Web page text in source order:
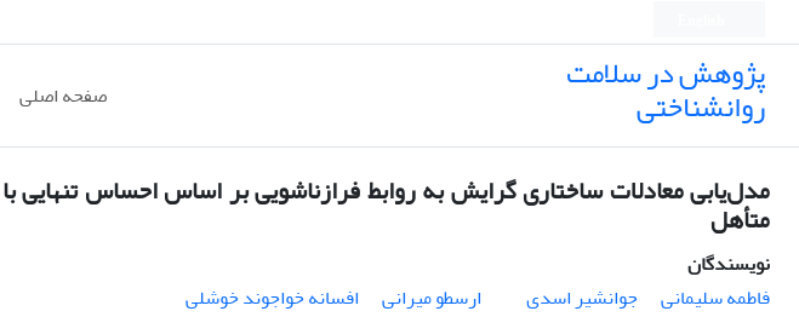
پژوهش در سلامت
روانشناختی صفحه اصلی
مدل‌یابی معادلات ساختاری گرایش به روابط فرازناشویی بر اساس احساس
متأهل
نویسندگان
فاطمه سلیمانی
جوانشیر اسدی ارسطو میرانی
افسانه خواجوند خوشلی